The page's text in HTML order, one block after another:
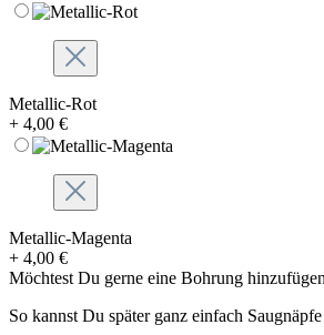
Metallic-Rot
+ 4,00 €
Metallic-Magenta
+ 4,00 €
Möchtest Du gerne eine Bohrung
So kannst Du später ganz einfach